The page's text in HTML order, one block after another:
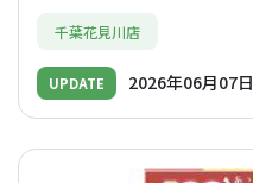
千葉花見川店
UPDATE 2026年06月07日